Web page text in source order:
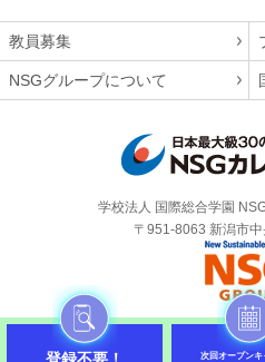
次回オープンキ
教員募集
NSGグループについて
学校法人 国際総合学園
〒951-8063 新潟市
Copyright 2026 JAPAN NSG